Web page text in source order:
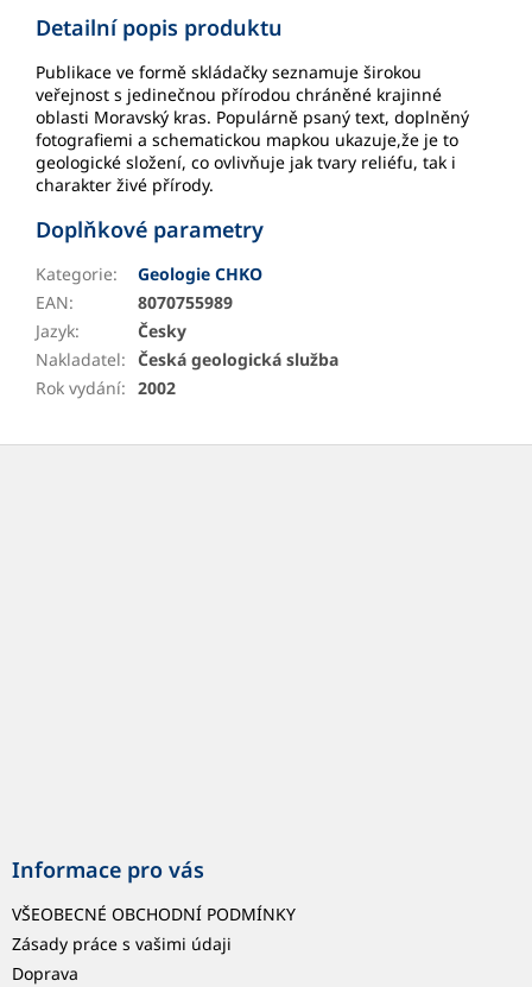
Detailní popis produktu
Publikace ve formě skládačky seznamuje širokou
veřejnost s jedinečnou přírodou chráněné krajinné
oblasti Moravský kras. Populárně psaný text, doplněný
fotografiemi a schematickou mapkou ukazuje,že je to
geologické složení, co ovlivňuje jak tvary reliéfu, tak i
charakter živé přírody.
Doplňkové parametry
Kategorie:
Geologie CHKO
EAN:
8070755989
Jazyk:
Česky
Nakladatel: Česká geologická služba
Rok vydání: 2002
Z
Informace pro vás
VŠEOBECNÉ OBCHODNÍ PODMÍNKY
Zásady práce s vašimi údaji
Doprava